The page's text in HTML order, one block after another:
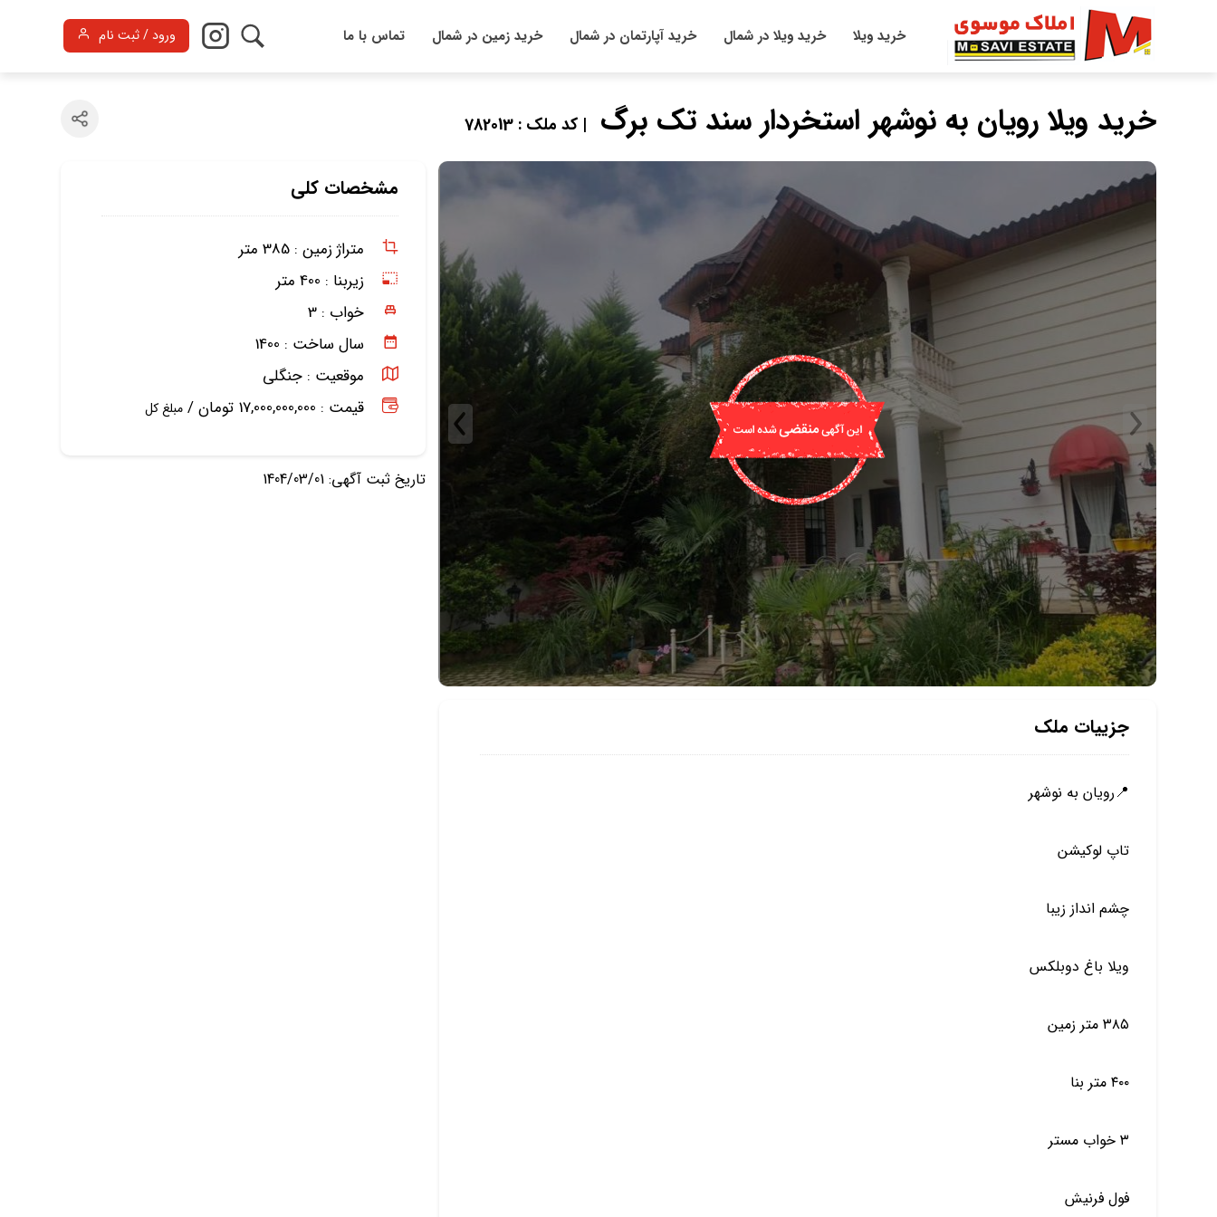
خرید ویلا خرید ویلا در شمال خرید آپارتمان در شمال خرید زمین در شمال تماس با ما ورود / ثبت نام
خرید ویلا رویان به نوشهر استخردار سند تک برگ | کد ملک : 782013
مشخصات کلی
متراژ زمین : 385 متر
زیربنا : 400 متر
خواب : 3
سال ساخت : 1400
موقعیت : جنگلی
قیمت : 17,000,000,000 تومان /
مبلغ کل
تاریخ ثبت آگهی: 1404/03/01
جزییات ملک
📍رویان به نوشهر
تاپ لوکیشن
چشم انداز زیبا
ویلا باغ دوبلکس
۳۸۵ متر زمین
۴۰۰ متر بنا
۳ خواب مستر
فول فرنیش